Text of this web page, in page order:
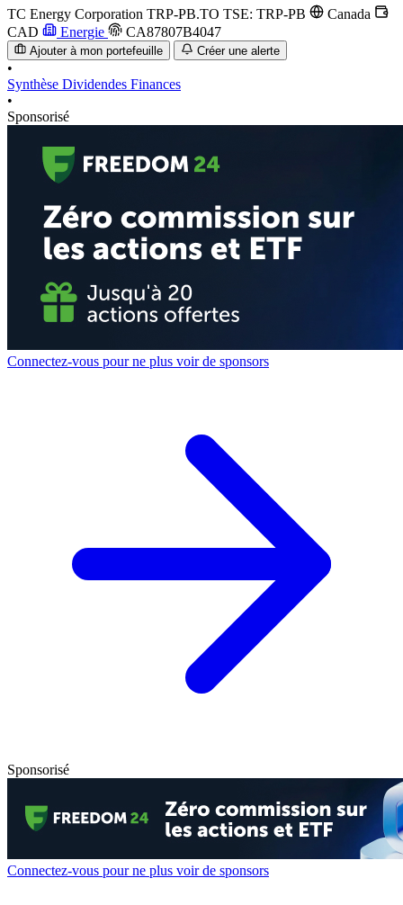
TC Energy Corporation TRP-PB.TO TSE: TRP-PB
Canada
CAD
Energie CA87807B4047
Ajouter à mon portefeuille Créer une alerte
•
Synthèse Dividendes Finances
•
Sponsorisé
Connectez-vous pour ne plus voir de sponsors
Sponsorisé
Connectez-vous pour ne plus voir de sponsors